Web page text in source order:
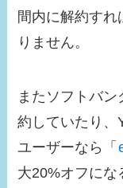
間内に解約す
りません。
またソフトバ
約していたり、
ユーザーなら「
大20%オフにな